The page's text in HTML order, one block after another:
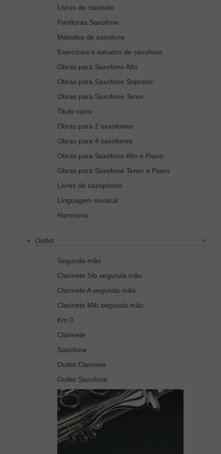
Livros de clarinete
Partituras Saxofone
Métodos de saxofone
Exercícios e estudos de saxofone
Obras para Saxofone Alto
Obras para Saxofone Soprano
Obras para Saxofone Tenor
Titulo vacio
Obras para 2 saxofones
Obras para 4 saxofones
Obras para Saxofone Alto e Piano
Obras para Saxofone Tenor e Piano
Livres de saxophone
Linguagem musical
Harmonia
Outlet
Segunda mão
Clarinete Sib segunda mão
Clarinete A segunda mão
Clarinete Mib segunda mão
Km 0
Clarinete
Saxofone
Outlet Clarinete
Outlet Saxofone